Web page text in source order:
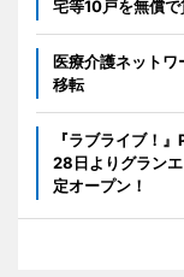
宅等10戸を無償
医療介護ネット
移転
『ラブライブ！
28日よりグラン
定オープン！